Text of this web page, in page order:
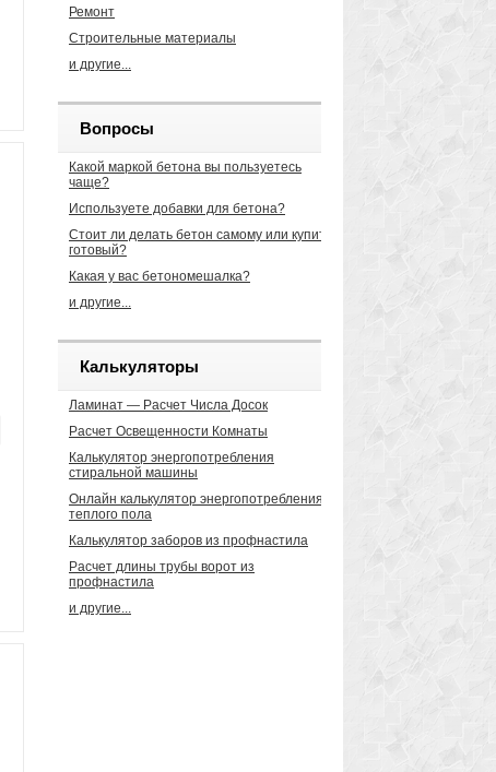
Ремонт
Строительные материалы
и другие...
Вопросы
Какой маркой бетона вы пользуетесь
чаще?
Используете добавки для бетона?
Стоит ли делать бетон самому или купить
готовый?
Какая у вас бетономешалка?
и другие...
Калькуляторы
Ламинат — Расчет Числа Досок
Расчет Освещенности Комнаты
Калькулятор энергопотребления
стиральной машины
Онлайн калькулятор энергопотребления
теплого пола
Калькулятор заборов из профнастила
Расчет длины трубы ворот из
профнастила
и другие...